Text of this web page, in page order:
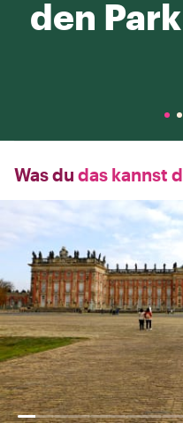
den
Was du das kannst